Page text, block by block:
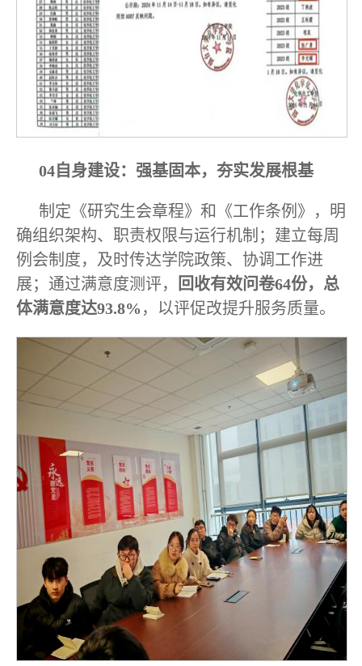
04自身建设：强基固本，夯实发展根基
制定《研究生会章程》和《工作条例》，明
确组织架构、职责权限与运行机制；建立每周
例会制度，及时传达学院政策、协调工作进
展；通过满意度测评，
回收有效问卷64份，总
体满意度达93.8% ，以评促改提升服务质量。